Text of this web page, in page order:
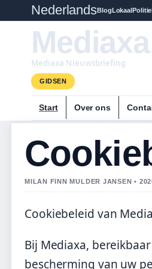
NederlandsBlogLokaal
Mediaxa Nieuwsbriefing
GIDSEN
Start Over ons
MILAN FINN MULDER JANSEN •
Cookiebeleid van
Bij Mediaxa,
bescherming van uw